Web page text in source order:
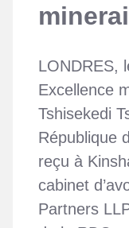
LONDRES,
Excellence
Tshisekedi
République
reçu à
cabinet
Partners